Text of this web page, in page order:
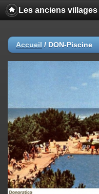
Les anciens
Accueil / DON-Piscine